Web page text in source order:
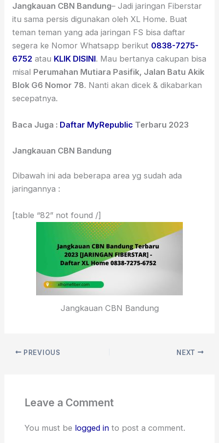
Jangkauan CBN Bandung– Jadi jaringan Fiberstar
itu sama persis digunakan oleh XL Home. Buat
teman teman yang ada jaringan FS bisa daftar
segera ke Nomor Whatsapp berikut 0838-7275-
6752 atau KLIK DISINI. Mau bertanya cakupan bisa
misal Perumahan Mutiara Pasifik, Jalan Batu Akik
Blok G6 Nomor 78. Nanti akan dicek & dikabarkan
secepatnya.
Baca Juga : Daftar MyRepublic Terbaru 2023
Jangkauan CBN Bandung
Dibawah ini ada beberapa area yg sudah ada
jaringannya :
[table “82” not found /]
Jangkauan CBN Bandung
PREVIOUS NEXT
Leave a Comment
You must be logged into post a comment.